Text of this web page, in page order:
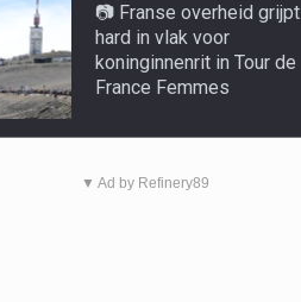
📷 Franse overheid grijpt
hard in vlak voor
koninginnenrit in Tour de
France Femmes
▼ Ad by Refinery89